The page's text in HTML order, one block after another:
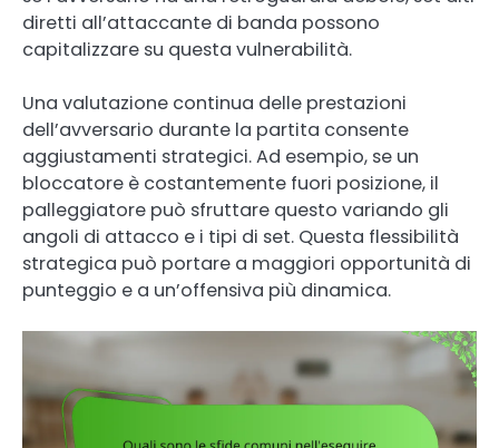
diretti all’attaccante di banda possono
capitalizzare su questa vulnerabilità.
Una valutazione continua delle prestazioni
dell’avversario durante la partita consente
aggiustamenti strategici. Ad esempio, se un
bloccatore è costantemente fuori posizione, il
palleggiatore può sfruttare questo variando gli
angoli di attacco e i tipi di set. Questa flessibilità
strategica può portare a maggiori opportunità di
punteggio e a un’offensiva più dinamica.